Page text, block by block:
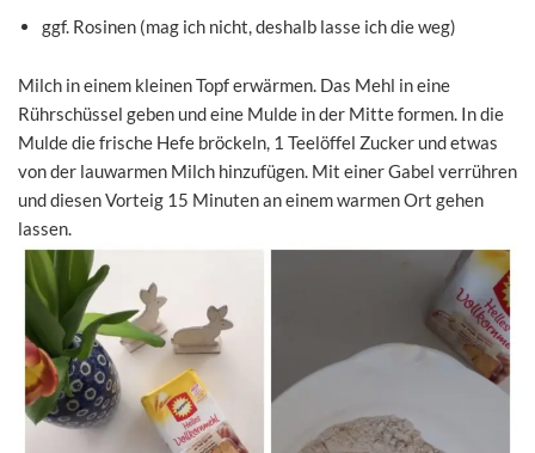
ggf. Rosinen (mag ich nicht, deshalb lasse ich die weg)
Milch in einem kleinen Topf erwärmen. Das Mehl in eine
Rührschüssel geben und eine Mulde in der Mitte formen. In die
Mulde die frische Hefe bröckeln, 1 Teelöffel Zucker und etwas
von der lauwarmen Milch hinzufügen. Mit einer Gabel verrühren
und diesen Vorteig 15 Minuten an einem warmen Ort gehen
lassen.